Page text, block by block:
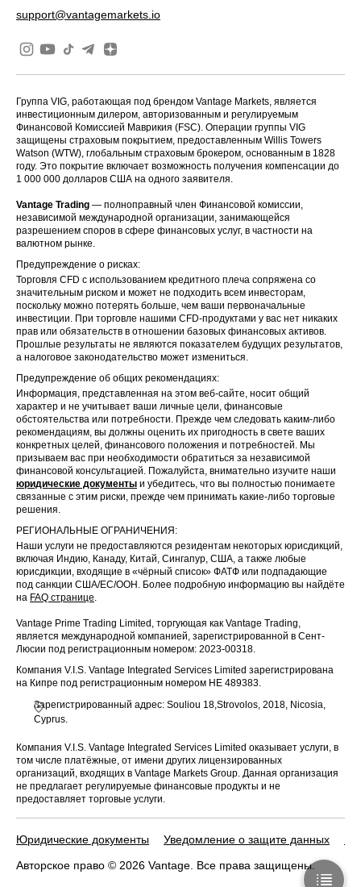
support@vantagemarkets.io
Группа VIG, работающая под брендом Vantage Markets, является
инвестиционным дилером, авторизованным и регулируемым
Финансовой Комиссией Маврикия (FSC). Операции группы VIG
защищены страховым покрытием, предоставленным Willis Towers
Watson (WTW), глобальным страховым брокером, основанным в 1828
году. Это покрытие включает возможность получения компенсации до
1 000 000 долларов США на одного заявителя.
Vantage Trading — полноправный член Финансовой комиссии,
независимой международной организации, занимающейся
разрешением споров в сфере финансовых услуг, в частности на
валютном рынке.
Предупреждение о рисках:
Торговля CFD с использованием кредитного плеча сопряжена со
значительным риском и может не подходить всем инвесторам,
поскольку можно потерять больше, чем ваши первоначальные
инвестиции. При торговле нашими CFD-продуктами у вас нет никаких
прав или обязательств в отношении базовых финансовых активов.
Прошлые результаты не являются показателем будущих результатов,
а налоговое законодательство может измениться.
Предупреждение об общих рекомендациях:
Информация, представленная на этом веб-сайте, носит общий
характер и не учитывает ваши личные цели, финансовые
обстоятельства или потребности. Прежде чем следовать каким-либо
рекомендациям, вы должны оценить их пригодность в свете ваших
конкретных целей, финансового положения и потребностей. Мы
призываем вас при необходимости обратиться за независимой
финансовой консультацией. Пожалуйста, внимательно изучите наши
юридические документы и убедитесь, что вы полностью понимаете
связанные с этим риски, прежде чем принимать какие-либо торговые
решения.
РЕГИОНАЛЬНЫЕ ОГРАНИЧЕНИЯ:
Наши услуги не предоставляются резидентам некоторых юрисдикций,
включая Индию, Канаду, Китай, Сингапур, США, а также любые
юрисдикции, входящие в «чёрный список» ФАТФ или подпадающие
под санкции США/ЕС/ООН. Более подробную информацию вы найдёте
на FAQ странице.
Vantage Prime Trading Limited, торгующая как Vantage Trading,
является международной компанией, зарегистрированной в Сент-
Люсии под регистрационным номером: 2023-00318.
Компания V.I.S. Vantage Integrated Services Limited зарегистрирована
на Кипре под регистрационным номером HE 489383.
Зарегистрированный адрес: Souliou 18,Strovolos, 2018, Nicosia,
Cyprus.
Компания V.I.S. Vantage Integrated Services Limited оказывает услуги, в
том числе платёжные, от имени других лицензированных
организаций, входящих в Vantage Markets Group. Данная организация
не предлагает регулируемые финансовые продукты и не
предоставляет торговые услуги.
Юридические документы Уведомление о защите данных
Авторское право © 2026 Vantage. Все права защищены.